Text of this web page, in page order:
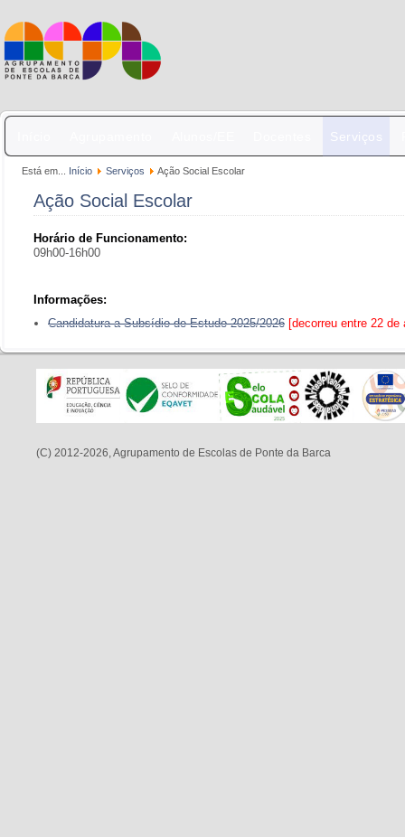
Serviços
Está em... Início Serviços Ação Social Escolar
Ação Social Escolar
Horário de Funcionamento:
09h00-16h00
Informações:
Candidatura a Subsídio de Estudo 2025/2026 [decorreu entre 22
(C) 2012-2026, Agrupamento de Escolas de Ponte da Barca